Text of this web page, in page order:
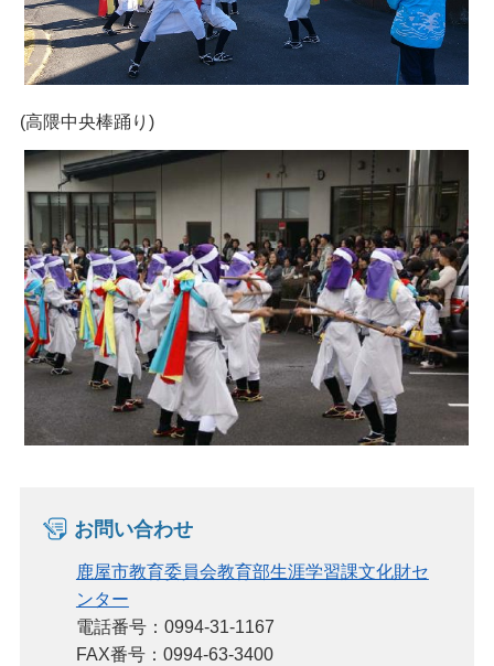
(高隈中央棒踊り)
お問い合わせ
鹿屋市教育委員会教育部生涯学習課文化財セ
ンター
電話番号：0994-31-1167
FAX番号：0994-63-3400